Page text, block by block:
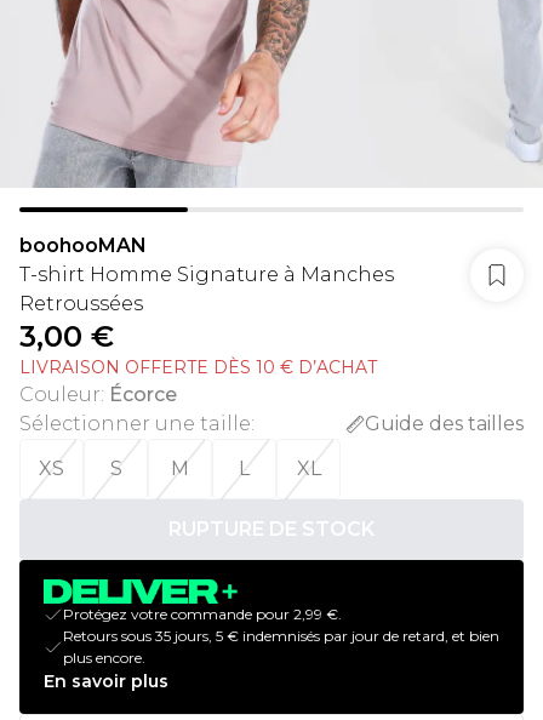
boohooMAN
T-shirt Homme Signature à Manches
Retroussées
3,00 €
LIVRAISON OFFERTE DÈS 10 € D’ACHAT
Couleur: Écorce
Sélectionner une taille:
Guide des tailles
XS
S M L XL
RUPTURE DE STOCK
Protégez votre commande pour 2,99 €.
Retours sous 35 jours, 5 € indemnisés par jour de retard, et bien
plus encore.
En savoir plus